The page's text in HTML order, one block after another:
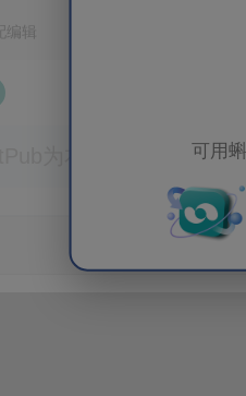
可用
辑
为本论文提供专业
合论文中全光谱响应S
电荷传输等研究内容，
行了系统梳理，使研究
论之间的关系更加清晰